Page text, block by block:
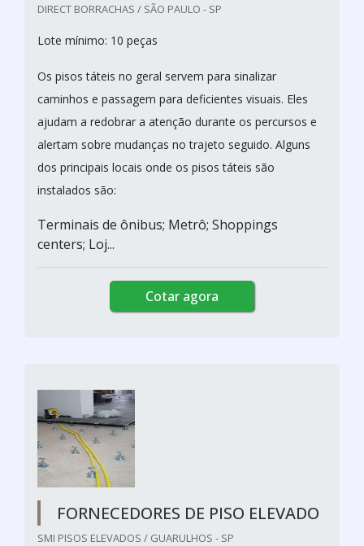
DIRECT BORRACHAS / SÃO PAULO - SP
Lote mínimo: 10 peças
Os pisos táteis no geral servem para sinalizar
caminhos e passagem para deficientes visuais. Eles
ajudam a redobrar a atenção durante os percursos e
alertam sobre mudanças no trajeto seguido. Alguns
dos principais locais onde os pisos táteis são
instalados são:
Terminais de ônibus; Metrô; Shoppings
centers; Loj...
Cotar agora
FORNECEDORES DE PISO ELEVADO
SMI PISOS ELEVADOS / GUARULHOS - SP